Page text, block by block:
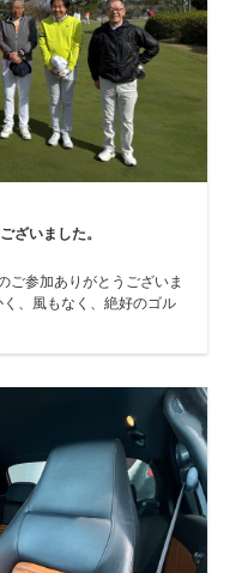
ざいました。
ご参加ありがとうございま